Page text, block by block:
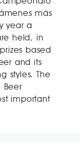
más
year a
held, in
based
and its
styles. The
Beer
important